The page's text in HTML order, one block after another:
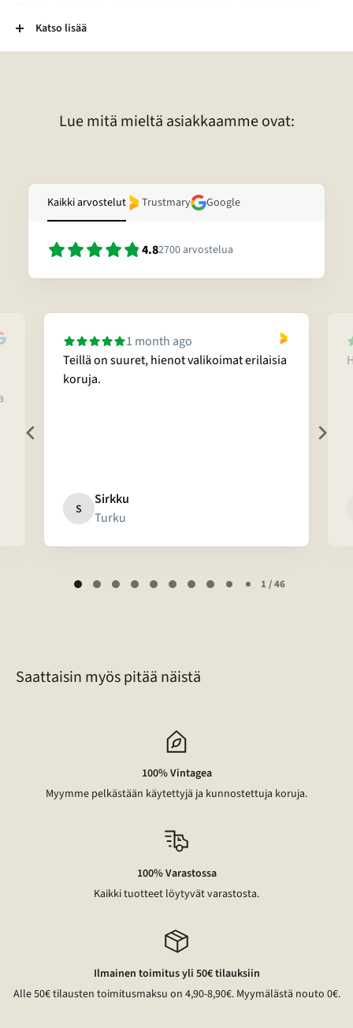
Esineessä voi esimerkiksi olla kaiverrus, vääntymä, painauma tai
tummentuma. Pronssikoruissa voi esimerkiksi olla kulunut
Katso lisää
Lue mitä mieltä asiakkaamme ovat:
Kaikki arvostelut Trustmary Google
4.82700arvostelua
1 month ago
Teillä on suuret, hienot valikoimat erilaisia
koruja.
S
Sirkku
Turku
1 / 46
Saattaisin myös pitää näistä
100% Vintagea
Myymme pelkästään käytettyjä ja kunnostettuja koruja.
100% Varastossa
Kaikki tuotteet löytyvät varastosta.
Ilmainen toimitus yli 50€ tilauksiin
Alle 50€ tilausten toimitusmaksu on 4,90-8,90€. Myymälästä nouto 0€.